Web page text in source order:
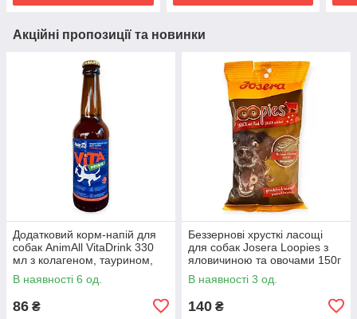
Акційні пропозиції та новинки
Додатковий корм-напій для
собак AnimAll VitaDrink 330
мл з колагеном, таурином,
ехінацеєю та амінокислотами
для імунітету
В наявності 6 од.
86 ₴
Беззернові хрусткі ласощі
для собак Josera Loopies з
яловичиною та овочами 150г
низькожирові кільця для
дресирування та зміцнення
В наявності 3 од.
140 ₴